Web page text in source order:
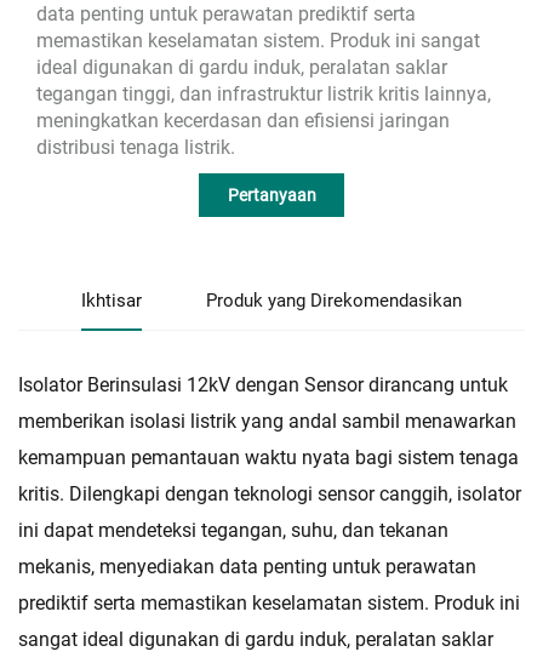
data penting untuk perawatan prediktif serta
memastikan keselamatan sistem. Produk ini sangat
ideal digunakan di gardu induk, peralatan saklar
tegangan tinggi, dan infrastruktur listrik kritis lainnya,
meningkatkan kecerdasan dan efisiensi jaringan
distribusi tenaga listrik.
Pertanyaan
Ikhtisar Produk yang Direkomendasikan
Isolator Berinsulasi 12kV dengan Sensor dirancang untuk
memberikan isolasi listrik yang andal sambil menawarkan
kemampuan pemantauan waktu nyata bagi sistem tenaga
kritis. Dilengkapi dengan teknologi sensor canggih, isolator
ini dapat mendeteksi tegangan, suhu, dan tekanan
mekanis, menyediakan data penting untuk perawatan
prediktif serta memastikan keselamatan sistem. Produk ini
sangat ideal digunakan di gardu induk, peralatan saklar